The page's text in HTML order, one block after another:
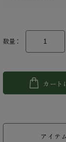
数量：
カート
アイテ